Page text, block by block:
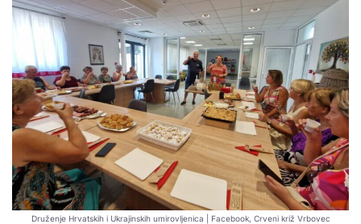
Druženje Hrvatskih i Ukrajinskih umirovljenica | Facebook, Crveni križ Vrbovec